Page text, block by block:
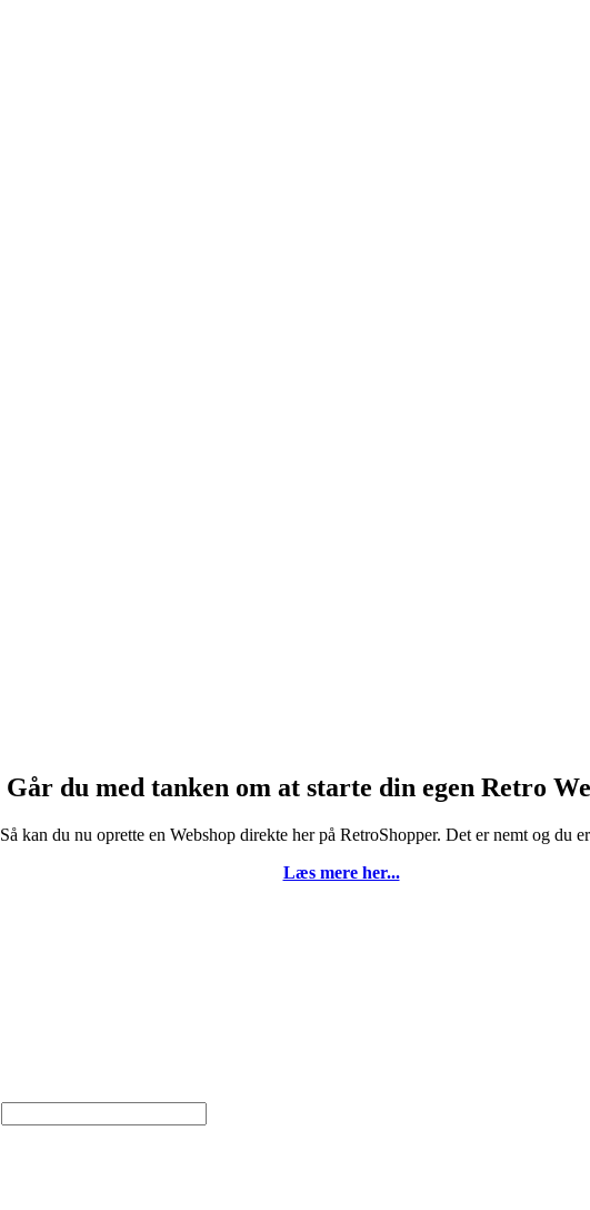
Går du med tanken om at starte din egen Retro
Så kan du nu oprette en Webshop direkte her på RetroShopper. Det er nemt og du
Læs mere her...